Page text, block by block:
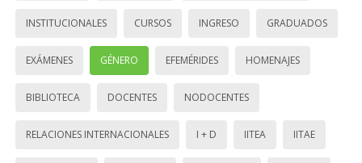
INSTITUCIONALES CURSOS INGRESO GRADUADOS
EXÁMENES GÉNERO EFEMÉRIDES HOMENAJES
BIBLIOTECA DOCENTES NODOCENTES
RELACIONES INTERNACIONALES I + D IITEA IITAE